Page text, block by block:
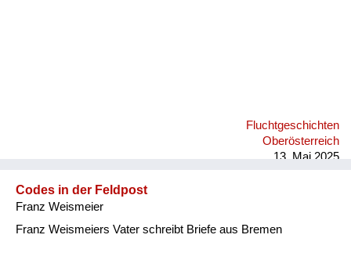
Fluchtgeschichten
Oberösterreich
13. Mai 2025
Codes in der Feldpost
Franz Weismeier
Franz Weismeiers Vater schreibt Briefe aus Bremen